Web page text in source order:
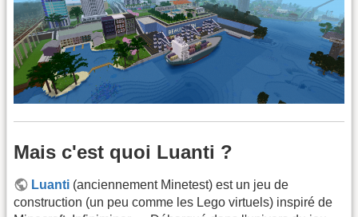
Mais c'est quoi Luanti ?
Luanti (anciennement Minetest) est un jeu de
construction (un peu comme les Lego virtuels) inspiré de